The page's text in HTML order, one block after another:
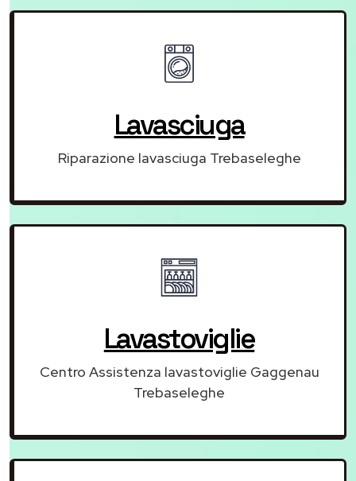
Lavasciuga
Riparazione lavasciuga Trebaseleghe
Lavastoviglie
Centro Assistenza lavastoviglie Gaggenau
Trebaseleghe